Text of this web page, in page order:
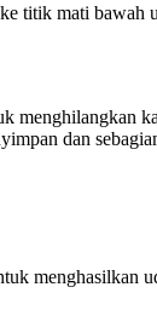
titik mati bawah
menghilangkan
dan
menghasilkan